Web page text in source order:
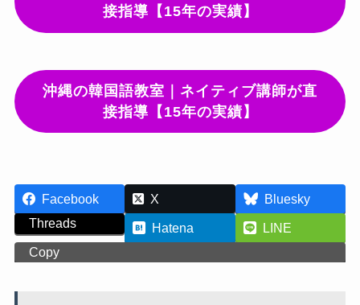
接指導【15年の実績】
沖縄の韓国語教室｜ネイティブ講師が直
接指導【15年の実績】
Facebook X
Bluesky
Threads
Hatena
LINE
Copy